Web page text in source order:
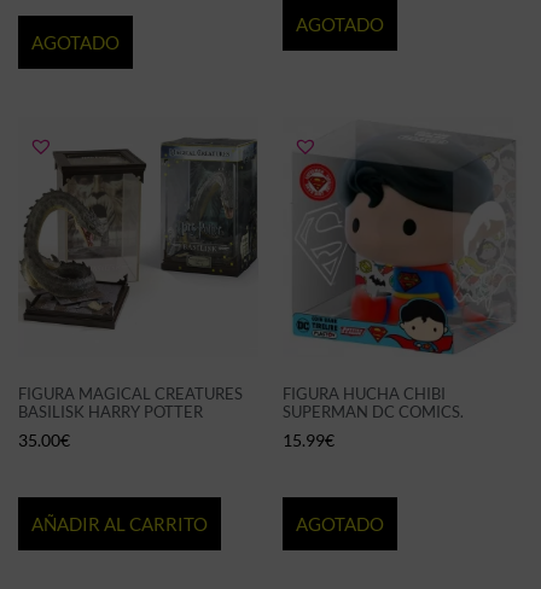
AGOTADO
AGOTADO
FIGURA MAGICAL CREATURES
BASILISK HARRY POTTER
35.00€
AÑADIR AL CARRITO
FIGURA HUCHA CHIBI
SUPERMAN DC COMICS.
15.99€
AGOTADO